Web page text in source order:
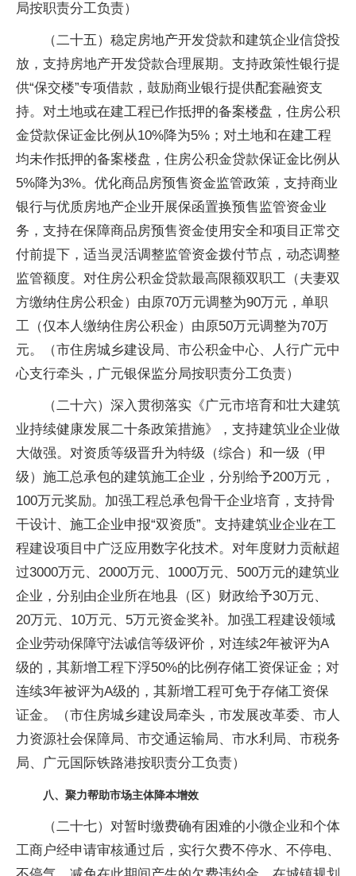
局按职责分工负责）
（二十五）稳定房地产开发贷款和建筑企业信贷投
放，支持房地产开发贷款合理展期。支持政策性银行提
供“保交楼”专项借款，鼓励商业银行提供配套融资支
持。对土地或在建工程已作抵押的备案楼盘，住房公积
金贷款保证金比例从10%降为5%；对土地和在建工程
均未作抵押的备案楼盘，住房公积金贷款保证金比例从
5%降为3%。优化商品房预售资金监管政策，支持商业
银行与优质房地产企业开展保函置换预售监管资金业
务，支持在保障商品房预售资金使用安全和项目正常交
付前提下，适当灵活调整监管资金拨付节点，动态调整
监管额度。对住房公积金贷款最高限额双职工（夫妻双
方缴纳住房公积金）由原70万元调整为90万元，单职
工（仅本人缴纳住房公积金）由原50万元调整为70万
元。（市住房城乡建设局、市公积金中心、人行广元中
心支行牵头，广元银保监分局按职责分工负责）
（二十六）深入贯彻落实《广元市培育和壮大建筑
业持续健康发展二十条政策措施》，支持建筑业企业做
大做强。对资质等级晋升为特级（综合）和一级（甲
级）施工总承包的建筑施工企业，分别给予200万元，
100万元奖励。加强工程总承包骨干企业培育，支持骨
干设计、施工企业申报“双资质”。支持建筑业企业在工
程建设项目中广泛应用数字化技术。对年度财力贡献超
过3000万元、2000万元、1000万元、500万元的建筑业
企业，分别由企业所在地县（区）财政给予30万元、
20万元、10万元、5万元资金奖补。加强工程建设领域
企业劳动保障守法诚信等级评价，对连续2年被评为A
级的，其新增工程下浮50%的比例存储工资保证金；对
连续3年被评为A级的，其新增工程可免于存储工资保
证金。（市住房城乡建设局牵头，市发展改革委、市人
力资源社会保障局、市交通运输局、市水利局、市税务
局、广元国际铁路港按职责分工负责）
八、聚力帮助市场主体降本增效
（二十七）对暂时缴费确有困难的小微企业和个体
工商户经申请审核通过后，实行欠费不停水、不停电、